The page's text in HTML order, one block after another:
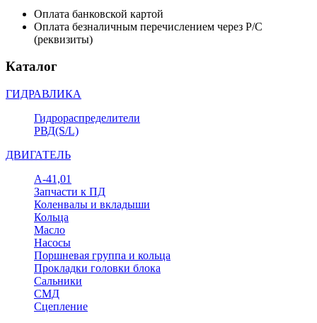
Оплата банковской картой
Оплата безналичным перечислением через Р/С
(реквизиты)
Каталог
ГИДРАВЛИКА
Гидрораспределители
РВД(S/L)
ДВИГАТЕЛЬ
А-41,01
Запчасти к ПД
Коленвалы и вкладыши
Кольца
Масло
Насосы
Поршневая группа и кольца
Прокладки головки блока
Сальники
СМД
Сцепление